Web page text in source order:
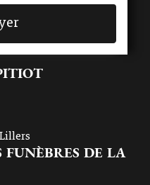
DE LA